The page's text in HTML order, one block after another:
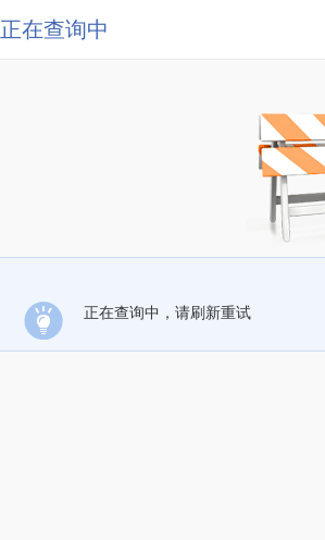
正在查询中
正在查询中，请刷新重试